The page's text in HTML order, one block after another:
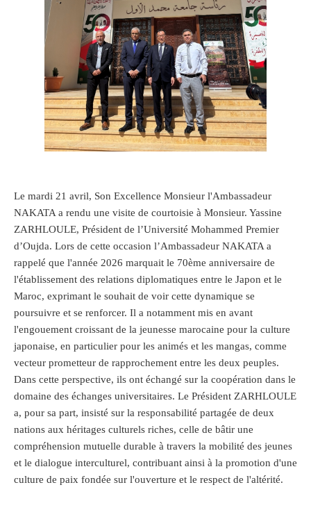
Le mardi 21 avril, Son Excellence Monsieur l'Ambassadeur
NAKATA a rendu une visite de courtoisie à Monsieur. Yassine
ZARHLOULE, Président de l’Université Mohammed Premier
d’Oujda. Lors de cette occasion l’Ambassadeur NAKATA a
rappelé que l'année 2026 marquait le 70ème anniversaire de
l'établissement des relations diplomatiques entre le Japon et le
Maroc, exprimant le souhait de voir cette dynamique se
poursuivre et se renforcer. Il a notamment mis en avant
l'engouement croissant de la jeunesse marocaine pour la culture
japonaise, en particulier pour les animés et les mangas, comme
vecteur prometteur de rapprochement entre les deux peuples.
Dans cette perspective, ils ont échangé sur la coopération dans le
domaine des échanges universitaires. Le Président ZARHLOULE
a, pour sa part, insisté sur la responsabilité partagée de deux
nations aux héritages culturels riches, celle de bâtir une
compréhension mutuelle durable à travers la mobilité des jeunes
et le dialogue interculturel, contribuant ainsi à la promotion d'une
culture de paix fondée sur l'ouverture et le respect de l'altérité.